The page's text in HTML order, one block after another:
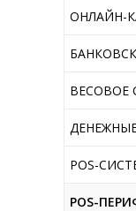
ОНЛАЙН-
ВЕСОВОЕ
POS-
POS-